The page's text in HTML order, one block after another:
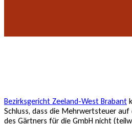
Bezirksgericht Zeeland-West Brabant
Schluss, dass die Mehrwertsteuer auf
des Gärtners für die GmbH nicht